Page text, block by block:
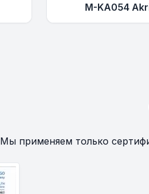
M-KA054
Мы применяем только